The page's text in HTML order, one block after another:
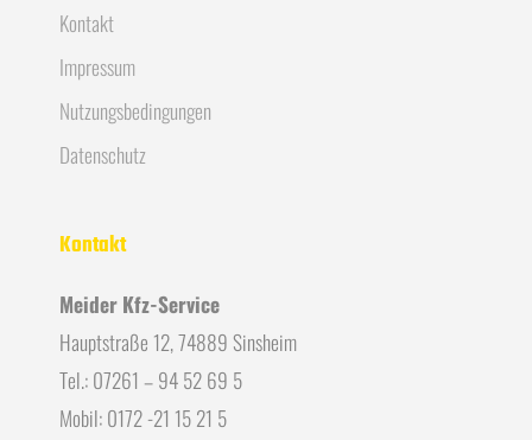
Kontakt
Impressum
Nutzungsbedingungen
Datenschutz
Kontakt
Meider Kfz-Service
Hauptstraße 12, 74889 Sinsheim
Tel.: 07261 – 94 52 69 5
Mobil: 0172 -21 15 21 5